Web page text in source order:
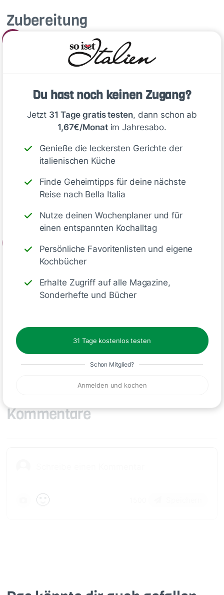
Du hast noch keinen Zugang?
Jetzt 31 Tage gratis testen, dann schon ab
1,67€/Monatim Jahresabo.
Genieße die leckersten Gerichte der
italienischen Küche
Finde Geheimtipps für deine nächste
Reise nach Bella Italia
Nutze deinen Wochenplaner und für
einen entspannten Kochalltag
Persönliche Favoritenlisten und eigene
Kochbücher
Erhalte Zugriff auf alle Magazine,
Sonderhefte und Bücher
31 Tage kostenlos testen
Schon Mitglied?
Anmelden und kochen
Zubereitung
Backofen auf 200 °C Ober-/Unterhitze
vorheizen. Kartoffeln gut waschen, mit einem
aber nicht durchschneiden und auf ein mit
Rosmarin waschen und trocken schütteln. Die
Zweige grob zerpflücken. Butter schmelzen
und die Kartoffeln mit etwa der Hälfte davon
bestreichen. Kartoffeln mit Rosmarin
Minuten goldbraun backen, dabei
zwischendurch mit der übrigen Butter
Inzwischen Tomaten abtropfen lassen und…
Deine Notizen
Kommentare